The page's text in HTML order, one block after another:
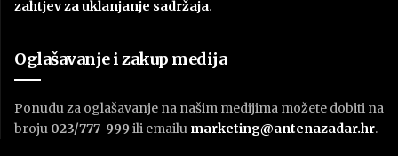
zahtjev za uklanjanje sadržaja.
Oglašavanje i zakup medija
Ponudu za oglašavanje na našim medijima možete dobiti na
broju 023/777-999 ili emailu marketing@antenazadar.hr.